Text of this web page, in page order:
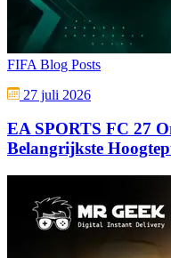
FIFA Blog Posts
27 juli 2026
EA SPORTS FC 27
Belangrijkste